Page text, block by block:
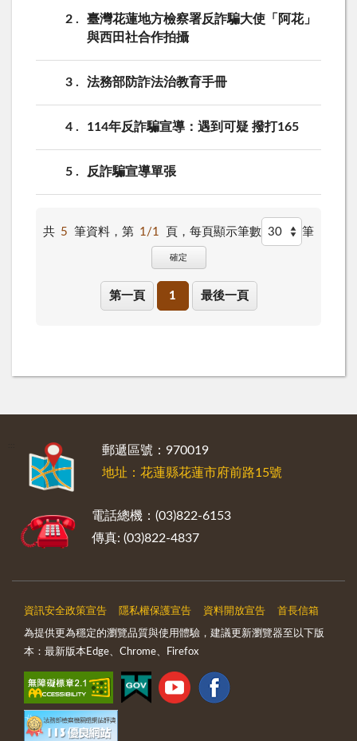
2
臺灣花蓮地方檢察署反詐騙大使「阿花」
與西田社合作拍攝
3 法務部防詐法治教育手冊
4 114年反詐騙宣導：遇到可疑 撥打165
5 反詐騙宣導單張
共 5 筆資料，第 1/1 頁， 每頁顯示筆數 筆
確定
第一頁 1 最後一頁
郵遞區號：970019
地址：花蓮縣花蓮市府前路15號
電話總機：(03)822-6153
傳真: (03)822-4837
資訊安全政策宣告 隱私權保護宣告 資料開放宣告 首長信箱
為提供更為穩定的瀏覽品質與使用體驗，建議更新瀏覽器至以下版
本：最新版本Edge、Chrome、Firefox